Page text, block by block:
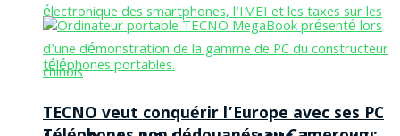
TECNO veut conquérir l’Europe avec ses PC